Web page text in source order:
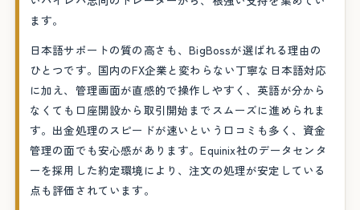
ます。
日本語サポートの質の高さも、BigBossが選ばれる理由の
ひとつです。国内のFX企業と変わらない丁寧な日本語対応
に加え、管理画面が直感的で操作しやすく、英語が分から
なくても口座開設から取引開始までスムーズに進められま
す。出金処理のスピードが速いという口コミも多く、資金
管理の面でも安心感があります。Equinix社のデータセンタ
ーを採用した約定環境により、注文の処理が安定している
点も評価されています。